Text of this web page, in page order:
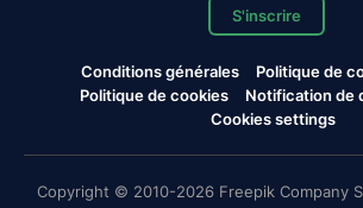
S'inscrire
Conditions générales
Politique de
Politique de cookies
Notification de
Cookies settings
Copyright © 2010-2026 Freepik Company